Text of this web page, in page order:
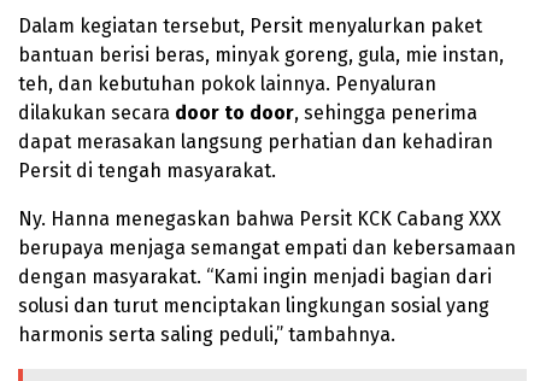
Dalam kegiatan tersebut, Persit menyalurkan paket
bantuan berisi beras, minyak goreng, gula, mie instan,
teh, dan kebutuhan pokok lainnya. Penyaluran
dilakukan secara door to door, sehingga penerima
dapat merasakan langsung perhatian dan kehadiran
Persit di tengah masyarakat.
Ny. Hanna menegaskan bahwa Persit KCK Cabang XXX
berupaya menjaga semangat empati dan kebersamaan
dengan masyarakat. “Kami ingin menjadi bagian dari
solusi dan turut menciptakan lingkungan sosial yang
harmonis serta saling peduli,” tambahnya.